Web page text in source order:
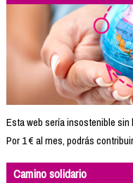
Esta web sería insostenible
Por 1 € al mes, podrás
Camino solidario